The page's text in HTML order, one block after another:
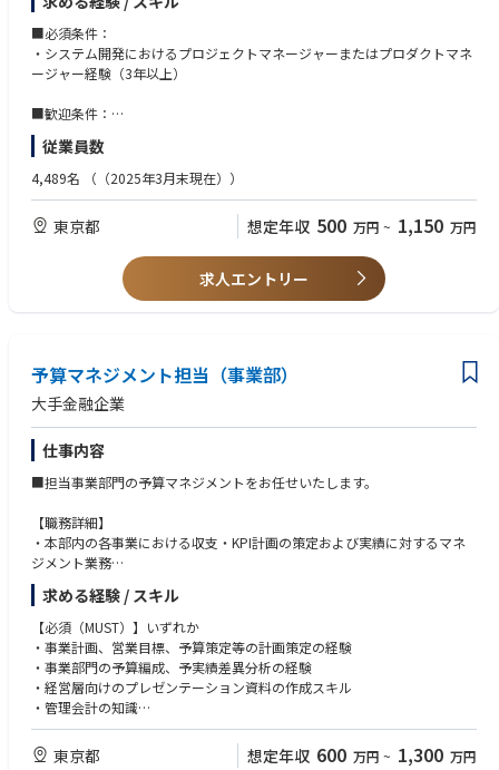
に提供することを目指しています。
■業務内容：
スクラムチームの「プロダクトオーナー(PO) 」として、国内外に様々なネ
ーと共に、プロダクトビジョンを策定し、プロダクト開発をリードしてい
・開発チームのコントロール
・数値分析を軸としたサービス改善
・安定的な保守運用
※JCBでは、ビジネス部門、システム部門で PO を分担しております。
る「システムプロダクトオーナー（SysPO）」を担当いただきます。
◇言語：Go／Java／Python 等
◇開発：GitLab／GCP／Docker／Kubernetes／Anthos／ArgoCD／Terafor
m／Ansible／CloudSpanner／BigQuery
◇アプリID管理：okta
◇PJ管理：Confluence／Jira Software
◇セキュリティ：netskope
※参考
JCB Tech Blog：https://tech.jcblab.jp
事例紹介：https://8knot.nttdata.com/action/1580968
■必須条件：
・システム開発におけるプロジェクトマネージャーまたはプロダクトマネ
ージャー経験（3年以上）
■歓迎条件：
・事業会社でのプロダクトマネジメント経験
・金融系システムの開発（プロジェクトマネジメント／エンジニアリン
グ）経験
・スクラム／アジャイル開発経験
※金融関連経験は一切不問です。様々な業界出身者を募集中です。
従業員数
4,489名 （（2025年3月末現在））
東京都 想定年収 500 万円 ~ 1,150 万円
求人エントリー
予算マネジメント担当（事業部）
大手金融企業
仕事内容
■担当事業部門の予算マネジメントをお任せいたします。
【職務詳細】
・本部内の各事業における収支・KPI計画の策定および実績に対するマネ
ジメント業務
・各事業の施策担当者と連携してのROI算定
・事業戦略や採算性を考慮した本部予算の最適配分
・計数分析およびレポーティング
求める経験 / スキル
【必須（MUST）】いずれか
・事業計画、営業目標、予算策定等の計画策定の経験
・事業部門の予算編成、予実績差異分析の経験
・経営層向けのプレゼンテーション資料の作成スキル
・管理会計の知識
【歓迎（WANT）】
東京都 想定年収 600 万円 ~ 1,300 万円